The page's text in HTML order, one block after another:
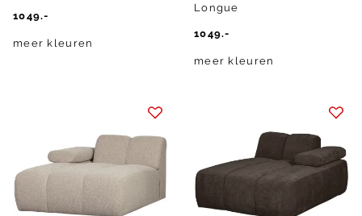
1049.-
meer kleuren
Longue
1049.-
meer kleuren